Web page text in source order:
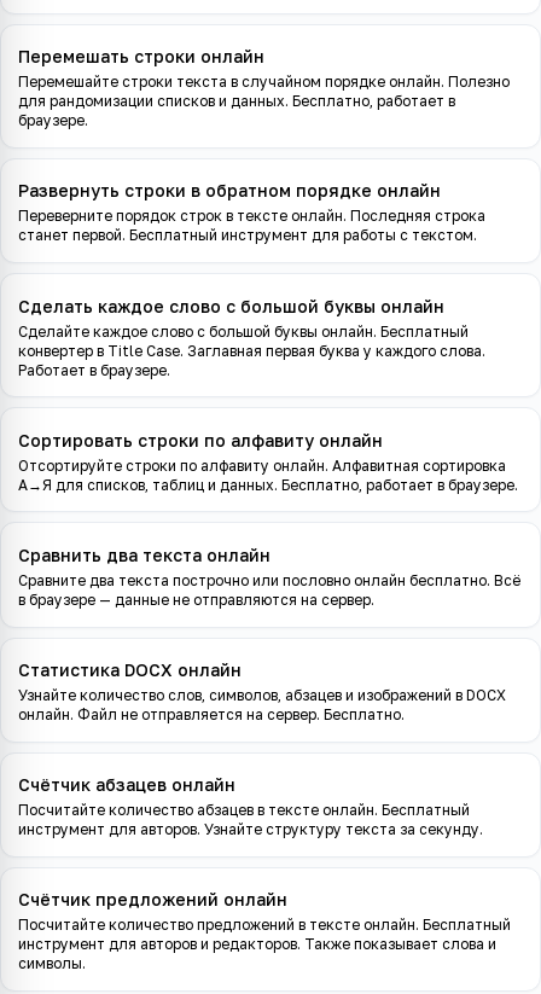
Перемешать строки онлайн
Перемешайте строки текста в случайном порядке онлайн. Полезно
для рандомизации списков и данных. Бесплатно, работает в
браузере.
Развернуть строки в обратном порядке онлайн
Переверните порядок строк в тексте онлайн. Последняя строка
станет первой. Бесплатный инструмент для работы с текстом.
Сделать каждое слово с большой буквы онлайн
Сделайте каждое слово с большой буквы онлайн. Бесплатный
конвертер в Title Case. Заглавная первая буква у каждого слова.
Работает в браузере.
Сортировать строки по алфавиту онлайн
Отсортируйте строки по алфавиту онлайн. Алфавитная сортировка
A→Я для списков, таблиц и данных. Бесплатно, работает в браузере.
Сравнить два текста онлайн
Сравните два текста построчно или пословно онлайн бесплатно. Всё
в браузере — данные не отправляются на сервер.
Статистика DOCX онлайн
Узнайте количество слов, символов, абзацев и изображений в DOCX
онлайн. Файл не отправляется на сервер. Бесплатно.
Счётчик абзацев онлайн
Посчитайте количество абзацев в тексте онлайн. Бесплатный
инструмент для авторов. Узнайте структуру текста за секунду.
Счётчик предложений онлайн
Посчитайте количество предложений в тексте онлайн. Бесплатный
инструмент для авторов и редакторов. Также показывает слова и
символы.